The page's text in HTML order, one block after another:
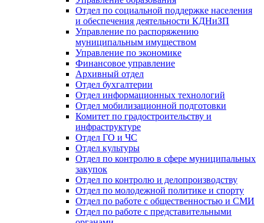
Отдел по социальной поддержке населения
и обеспечения деятельности КДНиЗП
Управление по распоряжению
муниципальным имуществом
Управление по экономике
Финансовое управление
Архивный отдел
Отдел бухгалтерии
Отдел информационных технологий
Отдел мобилизационной подготовки
Комитет по градостроительству и
инфраструктуре
Отдел ГО и ЧС
Отдел культуры
Отдел по контролю в сфере муниципальных
закупок
Отдел по контролю и делопроизводству
Отдел по молодежной политике и спорту
Отдел по работе с общественностью и СМИ
Отдел по работе с представительными